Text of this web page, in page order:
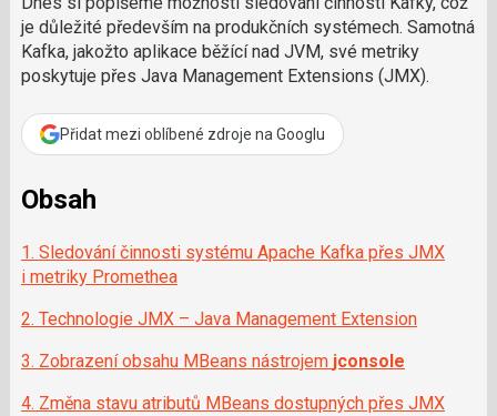
o
d
d
c
je důležité především na produkčních systémech. Samotná
Kafka, jakožto aplikace běžící nad JVM, své metriky
poskytuje přes Java Management Extensions (JMX).
Přidat mezi oblíbené zdroje na Googlu
Obsah
1. Sledování činnosti systému Apache Kafka přes JMX
i metriky Promethea
2. Technologie JMX – Java Management Extension
3. Zobrazení obsahu MBeans nástrojem jconsole
4. Změna stavu atributů MBeans dostupných přes JMX